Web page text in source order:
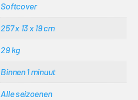
Softcover
257 x 13 x 19 cm
29 kg
Binnen 1 minuut
Alle seizoenen